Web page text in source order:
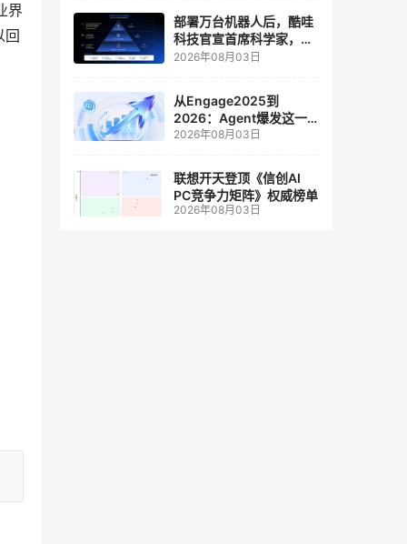
界
回
部署万台机器人后，酷哇
科技官宣首席科学家，要
让世界模型交付生产力
2026年08月03日
从Engage2025到
2026：Agent爆发这一
年，AI CRM 走到哪了
2026年08月03日
联想开天登顶《信创AI
PC竞争力矩阵》权威榜单
2026年08月03日